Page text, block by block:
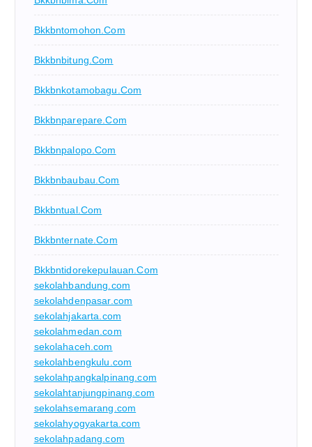
Bkkbntomohon.com
Bkkbnbitung.com
Bkkbnkotamobagu.com
Bkkbnparepare.com
Bkkbnpalopo.com
Bkkbnbaubau.com
Bkkbntual.com
Bkkbnternate.com
Bkkbntidorekepulauan.com
sekolahbandung.com
sekolahdenpasar.com
sekolahjakarta.com
sekolahmedan.com
sekolahaceh.com
sekolahbengkulu.com
sekolahpangkalpinang.com
sekolahtanjungpinang.com
sekolahsemarang.com
sekolahyogyakarta.com
sekolahpadang.com